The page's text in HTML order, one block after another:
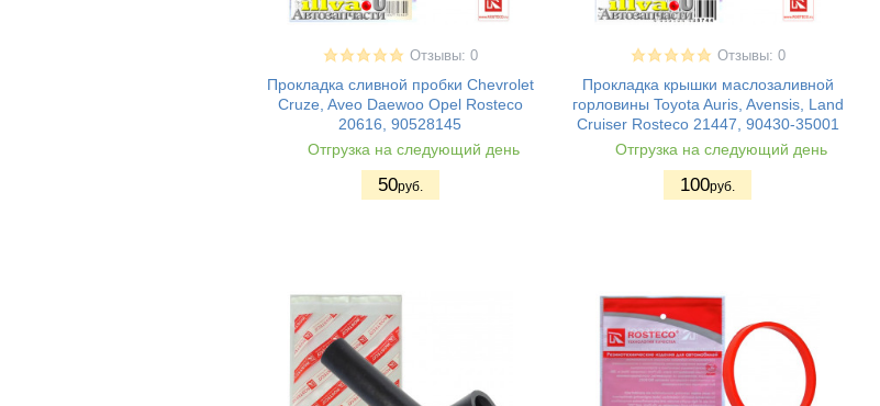
Отзывы: 0
Прокладка сливной пробки Chevrolet
Cruze, Aveo Daewoo Opel Rosteco
20616, 90528145
Отгрузка на следующий день
50руб.
Отзывы: 0
Прокладка крышки маслозаливной
горловины Toyota Auris, Avensis, Land
Cruiser Rosteco 21447, 90430-35001
Отгрузка на следующий день
100руб.